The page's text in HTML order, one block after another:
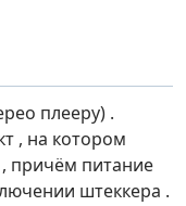
плееру) .
, на котором
причём питание
штеккера .